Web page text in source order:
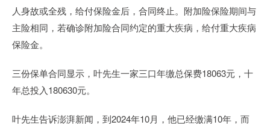
人身故或全残，给付保险金后，合同终止。附加险保险期间与
主险相同，若确诊附加险合同约定的重大疾病，给付重大疾病
保险金。
三份保单合同显示，叶先生一家三口年缴总保费18063元，十
年总投入180630元。
叶先生告诉澎湃新闻，到2024年10月，他已经缴满10年，而